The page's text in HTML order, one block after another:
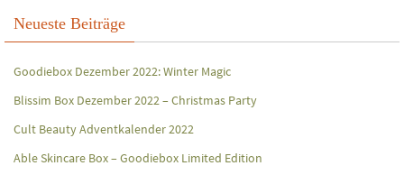
Neueste Beiträge
Goodiebox Dezember 2022: Winter Magic
Blissim Box Dezember 2022 – Christmas Party
Cult Beauty Adventkalender 2022
Able Skincare Box – Goodiebox Limited Edition